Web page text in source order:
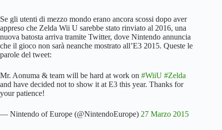
Se gli utenti di mezzo mondo erano ancora scossi dopo aver
appreso che Zelda Wii U sarebbe stato rinviato al 2016, una
nuova batosta arriva tramite Twitter, dove Nintendo annuncia
che il gioco non sarà neanche mostrato all’E3 2015. Queste le
parole del tweet:
Mr. Aonuma & team will be hard at work on #WiiU #Zelda
and have decided not to show it at E3 this year. Thanks for
your patience!
— Nintendo of Europe (@NintendoEurope) 27 Marzo 2015